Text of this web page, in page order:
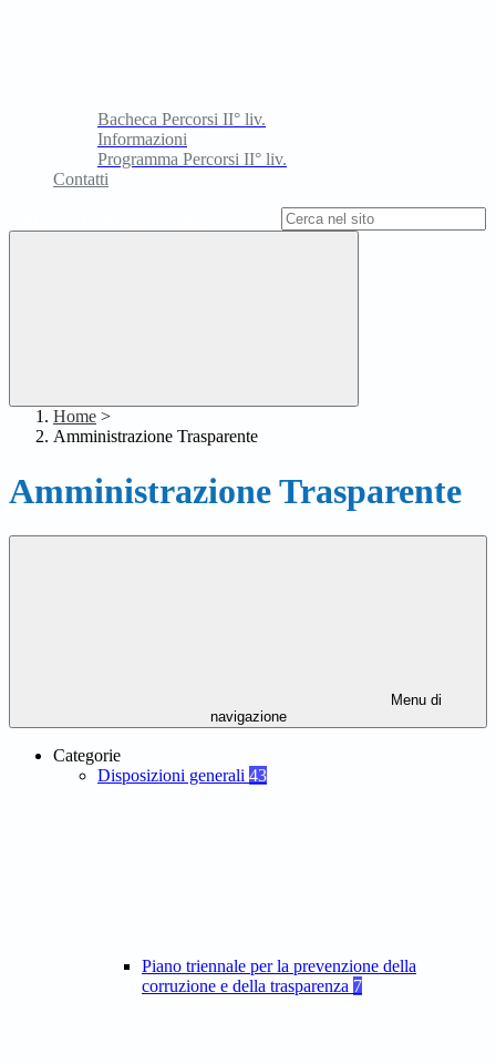
Bacheca Percorsi II° liv.
Informazioni
Programma Percorsi II° liv.
Contatti
Home >
Amministrazione Trasparente
Amministrazione Trasparente
Menu di
navigazione
Categorie
Disposizioni generali 43
Piano triennale per la prevenzione della
corruzione e della trasparenza 7